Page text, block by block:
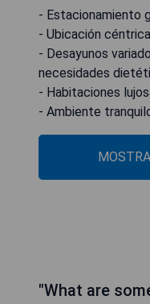
- Estacionamiento
- Ubicación
- Desayunos
necesidades
- Habitaciones
- Ambiente
"What are